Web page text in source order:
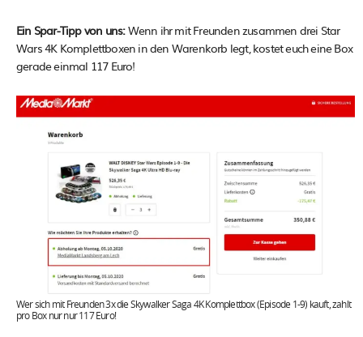
Ein Spar-Tipp von uns:Wenn ihr mit Freunden zusammen drei Star
Wars 4K Komplettboxen in den Warenkorb legt, kostet euch eine Box
gerade einmal 117 Euro!
Wer sich mit Freunden 3x die Skywalker Saga 4K Komplettbox (Episode 1-9) kauft, zahlt
pro Box nur nur 117 Euro!